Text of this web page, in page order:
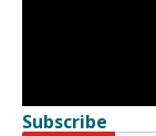
Subscribe